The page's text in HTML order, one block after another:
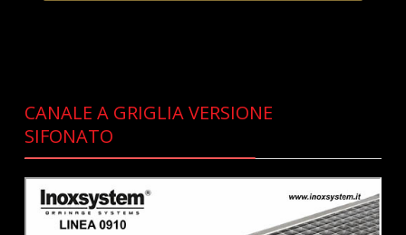
CANALE A GRIGLIA VERSIONE
SIFONATO